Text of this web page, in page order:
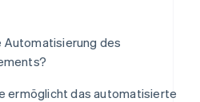
des
ermöglicht das automatisierte